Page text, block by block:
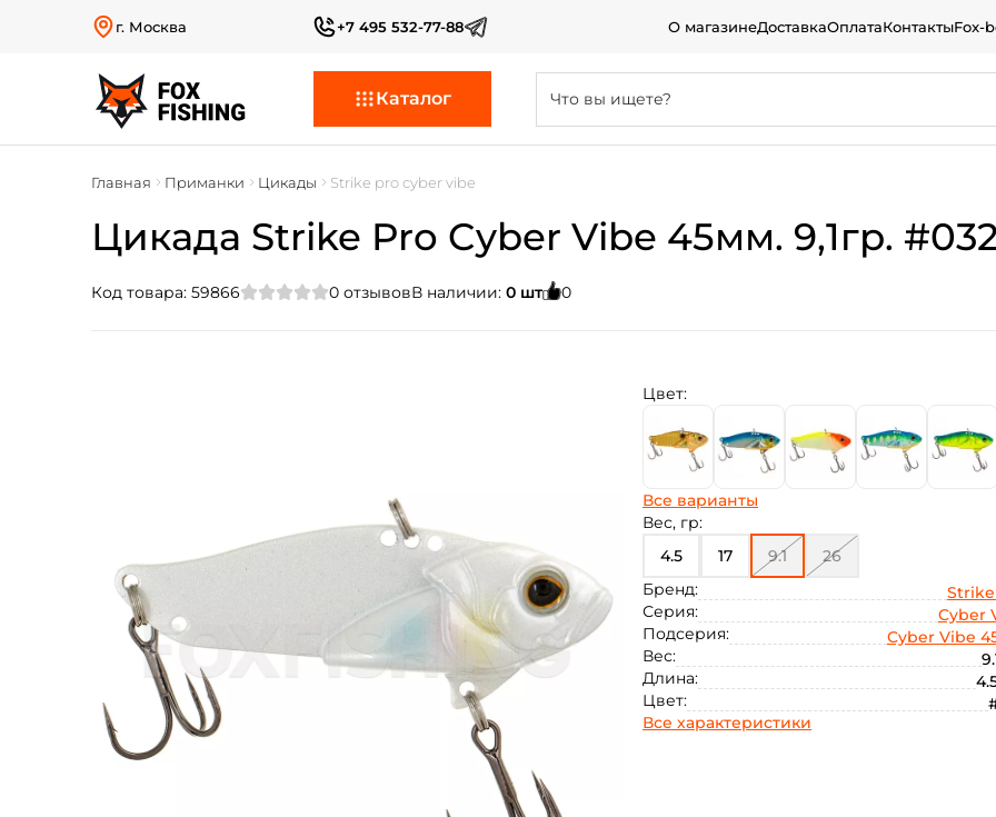
г. Москва +7 495 532-77-88 О магазинеДоставкаОплатаКонтактыFox-
Каталог
Главная Приманки Цикады Strike pro cyber vibe
Цикада Strike Pro Cyber Vibe 45мм. 9,1гр.
Код товара: 59866 0 отзывовВ наличии: 0 шт 0
Цвет:
Все варианты
Вес, гр:
4.5
17 9.1
26
Бренд:
Серия:
Cyber
Подсерия:
Cyber Vibe
Вес:
Длина:
Цвет:
Все характеристики